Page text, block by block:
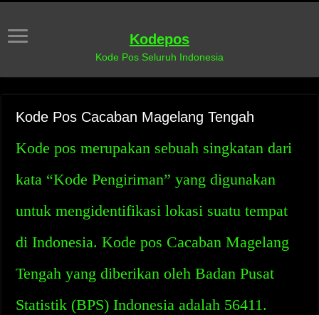
Kodepos
Kode Pos Seluruh Indonesia
Kode Pos Cacaban Magelang Tengah
Kode pos merupakan sebuah singkatan dari
kata “Kode Pengiriman” yang digunakan
untuk mengidentifikasi lokasi suatu tempat
di Indonesia. Kode pos Cacaban Magelang
Tengah yang diberikan oleh Badan Pusat
Statistik (BPS) Indonesia adalah 56411.